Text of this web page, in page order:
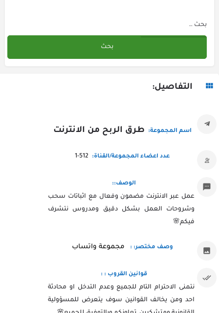
التفاصيل:
اسم المجموعة: طرق الربح من الانترنت
عدد اعضاء المجموعة/القناة: 1-512
الوصف::
عمل عبر الانترنت مضمون وفعال مع اثباتات سحب
وشروحات العمل بشكل دقيق ومدروس نتشرف
فيكم🌸
وصف مختصر: : مجموعة واتساب
قوانين القروب : :
نتمنى الاحترام التام للجميع وعدم التدخل او محادثة
احد ومن يخالف القوانين سوف يتعرض للمسؤولية